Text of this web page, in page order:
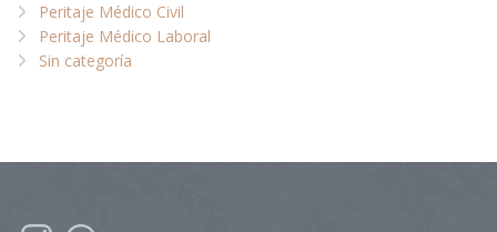
Peritaje Médico Civil
Peritaje Médico Laboral
Sin categoría